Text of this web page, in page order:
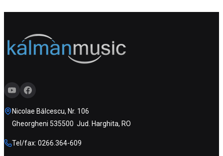
Nicolae Bălcescu, Nr. 106
Gheorgheni 535500 Jud. Harghita, RO
Tel/fax: 0266.364-609